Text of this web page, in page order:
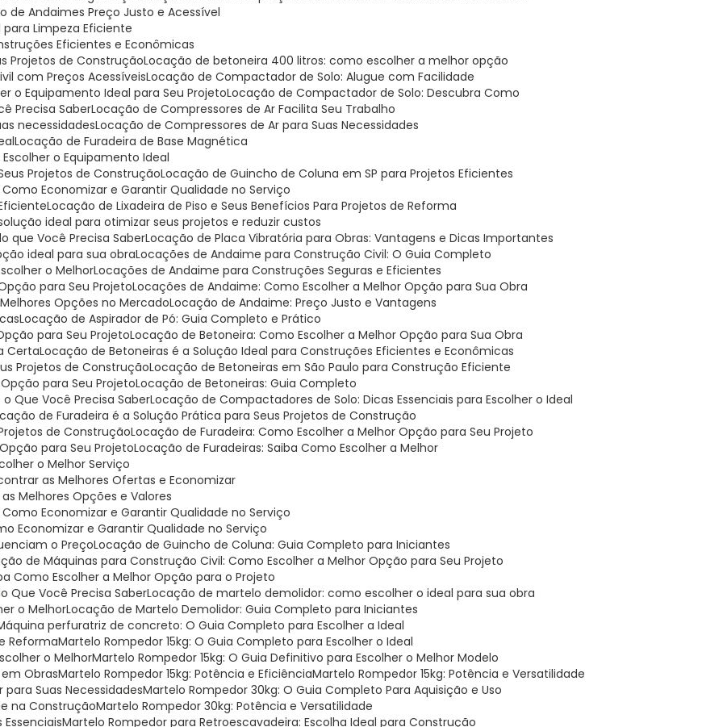
de Andaimes Preço Justo e Acessível
para Limpeza Eficiente
Eficientes e Econômicas
Projetos de Construção Locação de betoneira 400 litros: como escolher a melhor opção
com Preços Acessíveis Locação de Compactador de Solo: Alugue com Facilidade
o Equipamento Ideal para Seu Projeto Locação de Compactador de Solo: Descubra Como
Precisa Saber Locação de Compressores de Ar Facilita Seu Trabalho
necessidades Locação de Compressores de Ar para Suas Necessidades
Locação de Furadeira de Base Magnética
o Equipamento Ideal
Projetos de Construção Locação de Guincho de Coluna em SP para Projetos Eficientes
Economizar e Garantir Qualidade no Serviço
Locação de Lixadeira de Piso e Seus Benefícios Para Projetos de Reforma
ideal para otimizar seus projetos e reduzir custos
que Você Precisa Saber Locação de Placa Vibratória para Obras: Vantagens e Dicas Importantes
ideal para sua obra Locações de Andaime para Construção Civil: O Guia Completo
o Melhor Locações de Andaime para Construções Seguras e Eficientes
para Seu Projeto Locações de Andaime: Como Escolher a Melhor Opção para Sua Obra
Opções no Mercado Locação de Andaime: Preço Justo e Vantagens
Locação de Aspirador de Pó: Guia Completo e Prático
para Seu Projeto Locação de Betoneira: Como Escolher a Melhor Opção para Sua Obra
Certa Locação de Betoneiras é a Solução Ideal para Construções Eficientes e Econômicas
Projetos de Construção Locação de Betoneiras em São Paulo para Construção Eficiente
para Seu Projeto Locação de Betoneiras: Guia Completo
Que Você Precisa Saber Locação de Compactadores de Solo: Dicas Essenciais para Escolher o Ideal
de Furadeira é a Solução Prática para Seus Projetos de Construção
de Construção Locação de Furadeira: Como Escolher a Melhor Opção para Seu Projeto
para Seu Projeto Locação de Furadeiras: Saiba Como Escolher a Melhor
o Melhor Serviço
as Melhores Ofertas e Economizar
Melhores Opções e Valores
Economizar e Garantir Qualidade no Serviço
Economizar e Garantir Qualidade no Serviço
o Preço Locação de Guincho de Coluna: Guia Completo para Iniciantes
de Máquinas para Construção Civil: Como Escolher a Melhor Opção para Seu Projeto
Como Escolher a Melhor Opção para o Projeto
Que Você Precisa Saber Locação de martelo demolidor: como escolher o ideal para sua obra
o Melhor Locação de Martelo Demolidor: Guia Completo para Iniciantes
Máquina perfuratriz de concreto: O Guia Completo para Escolher a Ideal
Reforma Martelo Rompedor 15kg: O Guia Completo para Escolher o Ideal
o Melhor Martelo Rompedor 15kg: O Guia Definitivo para Escolher o Melhor Modelo
em Obras Martelo Rompedor 15kg: Potência e Eficiência Martelo Rompedor 15kg: Potência e Versatilidade
para Suas Necessidades Martelo Rompedor 30kg: O Guia Completo Para Aquisição e Uso
na Construção Martelo Rompedor 30kg: Potência e Versatilidade
Essenciais Martelo Rompedor para Retroescavadeira: Escolha Ideal para Construção